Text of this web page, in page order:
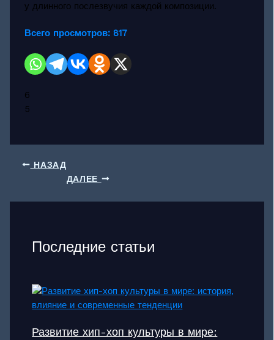
у длинного послезвучия каждой композиции.
Всего просмотров: 817
6
5
НАЗАД
ДАЛЕЕ
Последние статьи
Развитие хип-хоп культуры в мире: